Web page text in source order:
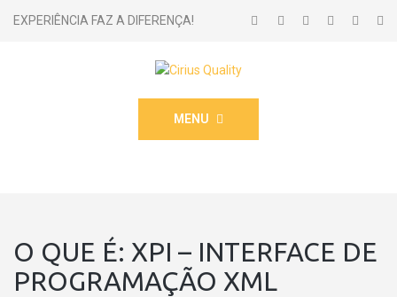
EXPERIÊNCIA FAZ A DIFERENÇA!
MENU
O QUE É: XPI – INTERFACE DE
PROGRAMAÇÃO XML